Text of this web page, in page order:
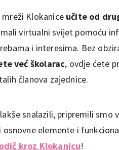
Klokanice učite od
virtualni svijet pomoću
i interesima. Bez
već školarac, ovdje ćete
članova zajednice.
snalazili, pripremili smo
osnovne elemente i
kroz Klokanicu!